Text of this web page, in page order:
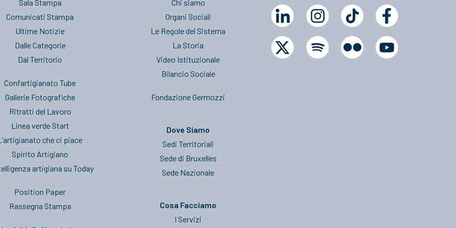
Sala Stampa
Comunicati Stampa
Ultime Notizie
Dalle Categorie
Dal Territorio
Confartigianato Tube
Gallerie Fotografiche
Ritratti del Lavoro
Linea verde Start
che ci piace
Spirito Artigiano
artigiana su Today
Position Paper
Rassegna Stampa
Chi siamo
Organi Sociali
Le Regole del Sistema
La Storia
Video Istituzionale
Bilancio Sociale
Fondazione Germozzi
Dove Siamo
Sedi Territoriali
Sede di Bruxelles
Sede Nazionale
Cosa Facciamo
I Servizi